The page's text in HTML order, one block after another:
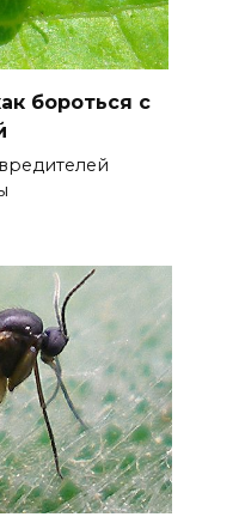
бороться с